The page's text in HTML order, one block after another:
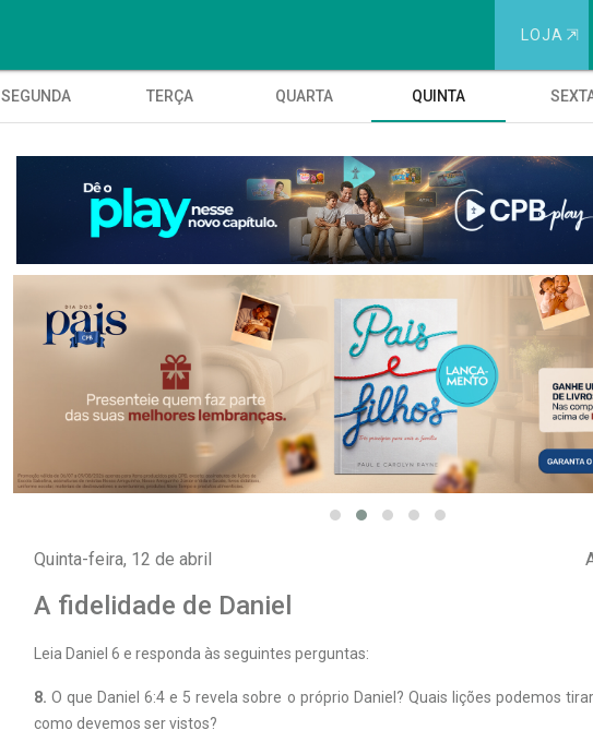
LOJA ⇱
SEGUNDA TERÇA QUARTA QUINTA
Quinta-feira, 12 de abril
A fidelidade de Daniel
Leia Daniel 6 e responda às seguintes perguntas:
8. O que Daniel 6:4 e 5 revela sobre o próprio Daniel? Quais lições podemos
como devemos ser vistos?